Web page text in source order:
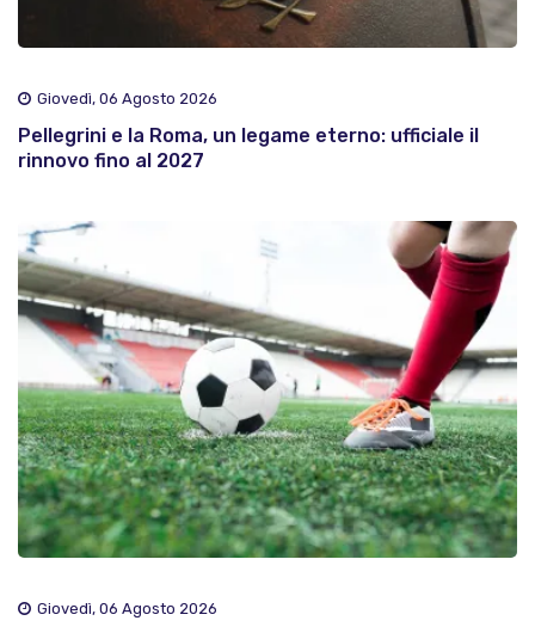
Giovedì, 06 Agosto 2026
Pellegrini e la Roma, un legame eterno: ufficiale il
rinnovo fino al 2027
Giovedì, 06 Agosto 2026